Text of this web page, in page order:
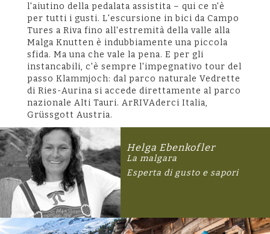
l'aiutino della pedalata assistita – qui ce n'è
per tutti i gusti. L'escursione in bici da Campo
Tures a Riva fino all'estremità della valle alla
Malga Knutten è indubbiamente una piccola
sfida. Ma una che vale la pena. E per gli
instancabili, c'è sempre l'impegnativo tour del
passo Klammjoch: dal parco naturale Vedrette
di Ries-Aurina si accede direttamente al parco
nazionale Alti Tauri. ArRIVAderci Italia,
Grüssgott Austria.
Helga Ebenkofler
La malgara
Esperta di gusto e sapori